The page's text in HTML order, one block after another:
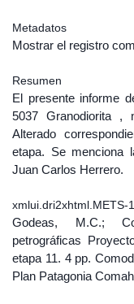
Metadatos
Mostrar el registro
Resumen
El presente informe
5037 Granodiorita ,
Alterado
etapa. Se menciona
Juan Carlos Herrero.
xmlui.dri2xhtml.METS-
Godeas, M.C.;
petrográficas
etapa 11. 4 pp.
Plan Patagonia